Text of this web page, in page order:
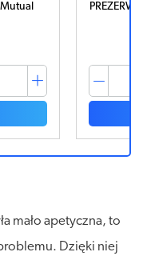
mało apetyczna, to
Dzięki niej